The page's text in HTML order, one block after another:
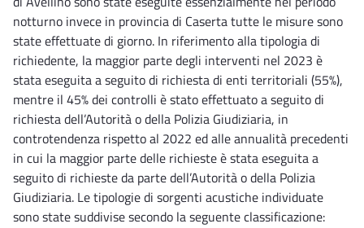
notturno invece in provincia di Caserta tutte le misure sono
state effettuate di giorno. In riferimento alla tipologia di
richiedente, la maggior parte degli interventi nel 2023 è
stata eseguita a seguito di richiesta di enti territoriali (55%),
mentre il 45% dei controlli è stato effettuato a seguito di
richiesta dell’Autorità o della Polizia Giudiziaria, in
controtendenza rispetto al 2022 ed alle annualità precedenti
in cui la maggior parte delle richieste è stata eseguita a
seguito di richieste da parte dell’Autorità o della Polizia
Giudiziaria. Le tipologie di sorgenti acustiche individuate
sono state suddivise secondo la seguente classificazione: